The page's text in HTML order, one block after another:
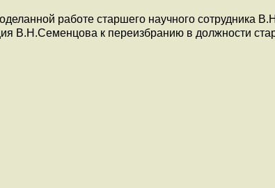
работе старшего научного сотрудника
В.Н.Семенцова к переизбранию в должности